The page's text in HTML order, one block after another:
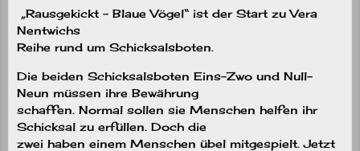
„Rausgekickt – Blaue Vögel“ ist der Start zu Vera
Nentwichs
Reihe rund um Schicksalsboten.
Die beiden Schicksalsboten Eins-Zwo und Null-
Neun müssen ihre Bewährung
schaffen. Normal sollen sie Menschen helfen ihr
Schicksal zu erfüllen. Doch die
zwei haben einem Menschen übel mitgespielt. Jetzt